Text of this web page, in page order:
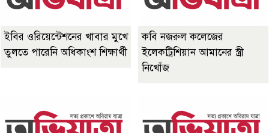
ইবির ওরিয়েন্টেশনের খাবার মুখে
তুলতে পারেনি অধিকাংশ শিক্ষার্থী
কবি নজরুল কলেজের
ইলেকট্রিশিয়ান আমানের স্ত্রী
নিখোঁজ